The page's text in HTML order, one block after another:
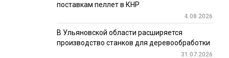
поставкам пеллет в КНР
4.08.2026
В Ульяновской области расширяется
производство станков для деревообработки
31.07.2026